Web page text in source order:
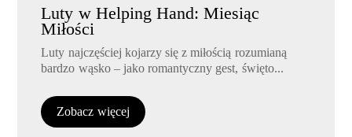
Luty w Helping Hand: Miesiąc
Miłości
Luty najczęściej kojarzy się z miłością rozumianą
bardzo wąsko – jako romantyczny gest, święto...
Zobacz więcej